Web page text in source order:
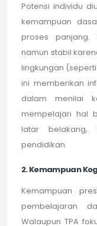
Potensi individu
kemampuan
proses panjang.
namun stabil
lingkungan
ini memberikan
dalam menilai
mempelajari hal
latar belakang,
pendidikan.
2. Kemampuan
Kemampuan
pembelajaran
Walaupun TPA